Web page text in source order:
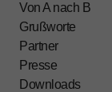
Von A nach B
Grußworte
Partner
Presse
Downloads